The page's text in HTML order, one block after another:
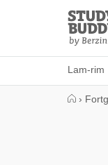
Study
Home
Lam-rim
›